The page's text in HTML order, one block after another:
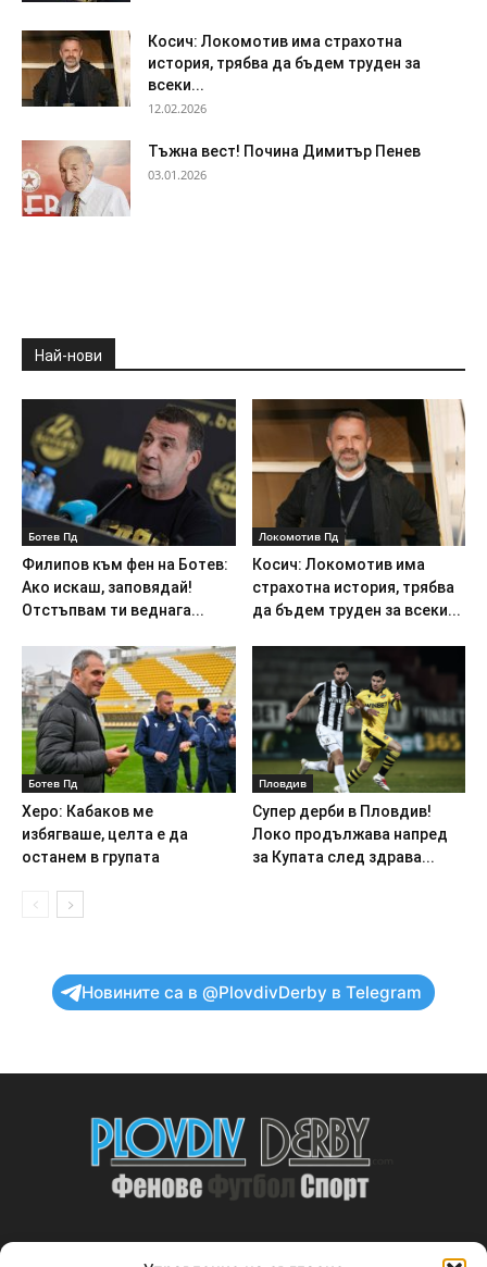
Косич: Локомотив има страхотна
история, трябва да бъдем труден за
всеки...
12.02.2026
Тъжна вест! Почина Димитър Пенев
03.01.2026
Най-нови
Ботев Пд
Филипов към фен на Ботев:
Ако искаш, заповядай!
Отстъпвам ти веднага...
Локомотив Пд
Косич: Локомотив има
страхотна история, трябва
да бъдем труден за всеки...
Ботев Пд
Херо: Кабаков ме
избягваше, целта е да
останем в групата
Пловдив
Супер дерби в Пловдив!
Локо продължава напред
за Купата след здрава...
Новините са в @PlovdivDerby в Telegram